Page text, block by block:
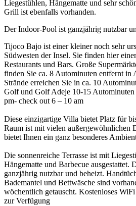
Liegestühlen, Hängematte und sehr
Grill ist ebenfalls vorhanden.
Der Indoor-Pool ist ganzjährig nutzbar
Tijoco Bajo ist einer kleiner noch sehr
Südwesten der Insel. Sie finden hier
Restaurants und Bars. Große
finden Sie ca. 8 Autominuten entfernt in
Strände erreichen Sie in ca. 10
Golf und Golf Adeje 10-15 Autominuten
pm- check out 6 – 10 am
Diese einzigartige Villa bietet Platz für
Raum ist mit vielen außergewöhnlichen
bietet Ihnen ein ganz besonderes
Die sonnenreiche Terrasse ist mit
Hängematte und Barbecue ausgestattet.
ganzjährig nutzbar und beheizt.
Bademantel und Bettwäsche sind
wöchentlich getauscht. Kostenloses
zur Verfügung